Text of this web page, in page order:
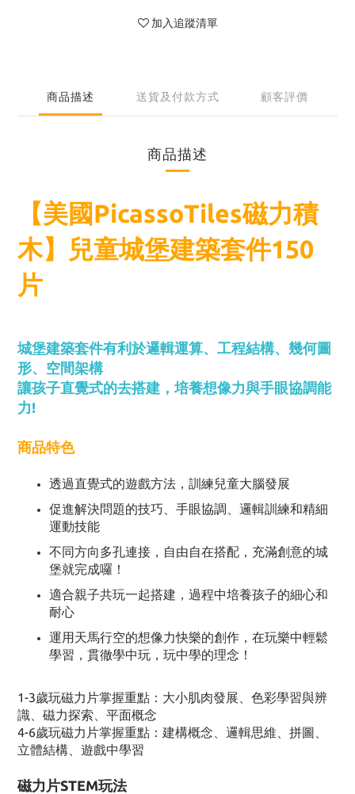
加入追蹤清單
商品描述 送貨及付款方式 顧客評價
商品描述
【美國PicassoTiles磁力積
木】兒童城堡建築套件150
片
城堡建築套件有利於邏輯運算、工程結構、幾何圖
形、空間架構
讓孩子直覺式的去搭建，培養想像力與手眼協調能
力!
商品特色
透過直覺式的遊戲方法，訓練兒童大腦發展
促進解決問題的技巧、手眼協調、邏輯訓練和精細
運動技能
不同方向多孔連接，自由自在搭配，充滿創意的城
堡就完成囉！
適合親子共玩一起搭建，過程中培養孩子的細心和
耐心
運用天馬行空的想像力快樂的創作，在玩樂中輕鬆
學習，貫徹學中玩，玩中學的理念！
1-3歲玩磁力片掌握重點：大小肌肉發展、色彩學習與辨
識、磁力探索、平面概念
4-6歲玩磁力片掌握重點：建構概念、邏輯思維、拼圖、
立體結構、遊戲中學習
磁力片STEM玩法